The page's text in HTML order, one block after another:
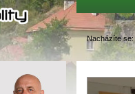
Nacházíte se: